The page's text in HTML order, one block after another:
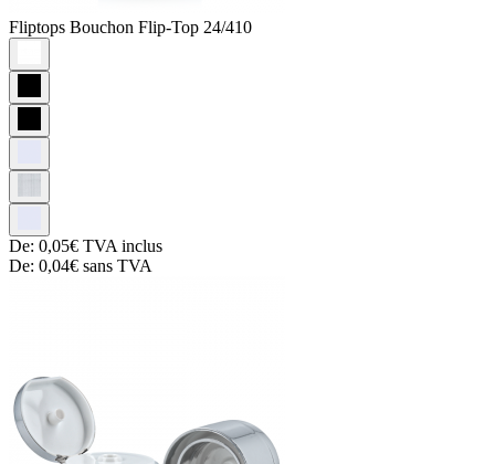
Fliptops Bouchon Flip-Top 24/410
De: 0,05€ TVA inclus
De: 0,04€ sans TVA